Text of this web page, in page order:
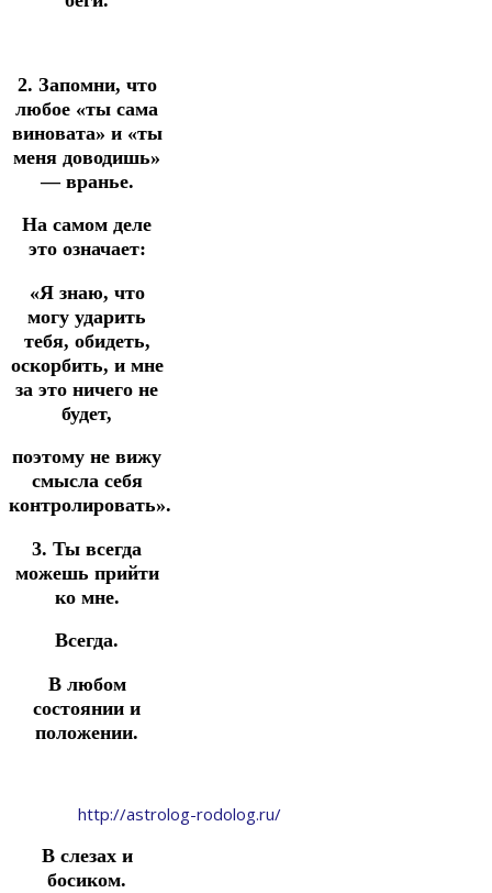
2. Запомни, что
любое «ты сама
виновата» и «ты
меня доводишь»
— вранье.
На самом деле
это означает:
«Я знаю, что
могу ударить
тебя, обидеть,
оскорбить, и мне
за это ничего не
будет,
поэтому не вижу
смысла себя
контролировать».
3. Ты всегда
можешь прийти
ко мне.
Всегда.
В любом
состоянии и
положении.
http://astrolog-rodolog.ru/
В слезах и
босиком.